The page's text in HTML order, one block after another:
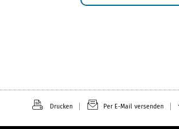
Drucken Per E-Mail versenden